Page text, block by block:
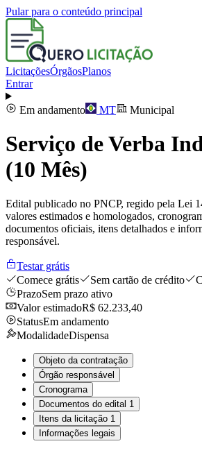
Pular para o conteúdo principal
LicitaçõesÓrgãosPlanos
Entrar
Em andamento MT Municipal
Serviço de Verba
(10 Mês)
Edital publicado no PNCP, regido pela Lei
valores estimados e homologados,
documentos oficiais, itens detalhados e
responsável.
Testar grátis
Comece grátis
Sem cartão de crédito
PrazoSem prazo ativo
Valor estimadoR$ 62.233,40
StatusEm andamento
ModalidadeDispensa
Objeto da contratação
Órgão responsável
Cronograma
Documentos do edital 1
Itens da licitação 1
Informações legais